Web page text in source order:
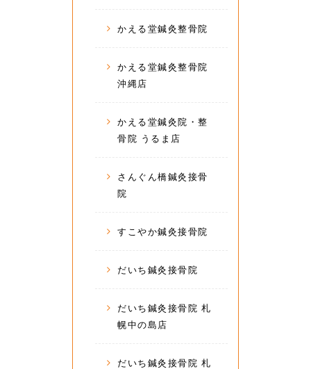
かえる堂鍼灸整骨院
かえる堂鍼灸整骨院
沖縄店
かえる堂鍼灸院・整
骨院 うるま店
さんぐん橋鍼灸接骨
院
すこやか鍼灸接骨院
だいち鍼灸接骨院
だいち鍼灸接骨院 札
幌中の島店
だいち鍼灸接骨院 札